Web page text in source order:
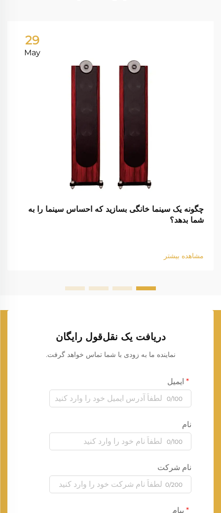
29
May
چگونه یک سینما خانگی بسازید که احساس سینما را به
شما بدهد؟
مشاهده بیشتر
دریافت یک نقل‌قول رایگان
نماینده ما به زودی با شما تماس خواهد گرفت.
ایمیل
0/100
نام
0/100
نام شرکت
0/200
پیام